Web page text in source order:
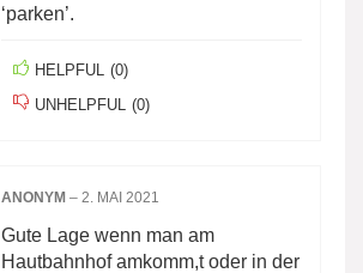
‘parken’.
HELPFUL (0)
UNHELPFUL (0)
ANONYM – 2. MAI 2021
Gute Lage wenn man am
Hautbahnhof amkomm,t oder in der